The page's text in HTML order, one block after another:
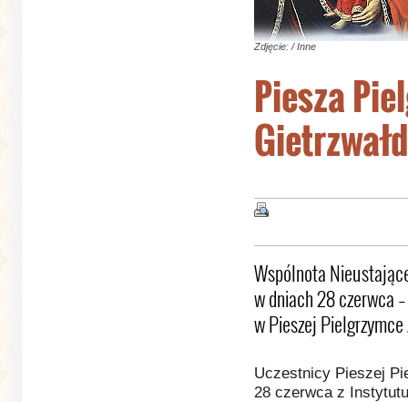
Zdjęcie: / Inne
Piesza
Wspólnota
w dniach 28 czerwca
w Pieszej
Uczestnicy Pieszej
28 czerwca z